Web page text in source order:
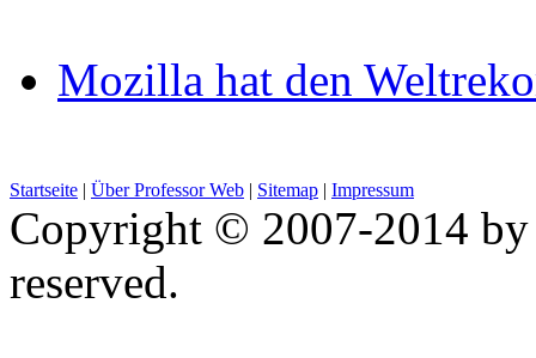
Mozilla hat den
Startseite | Über Professor Web | Sitemap | Impressum
Copyright © 2007-2014
reserved.